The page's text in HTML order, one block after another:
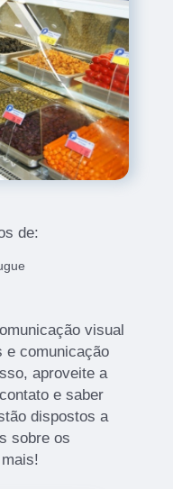
de:
visual
e comunicação
aproveite a
e saber
dispostos a
sobre os